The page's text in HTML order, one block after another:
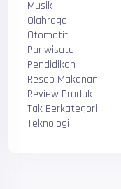
Musik
Olahraga
Otomotif
Pariwisata
Pendidikan
Resep Makanan
Review Produk
Tak Berkategori
Teknologi